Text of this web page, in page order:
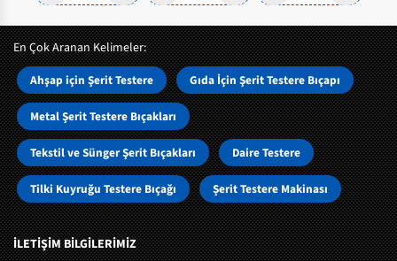
En Çok Aranan Kelimeler:
Ahşap için Şerit Testere Gıda İçin Şerit Testere Bıçapı
Metal Şerit Testere Bıçakları
Tekstil ve Sünger Şerit Bıçakları Daire Testere
Tilki Kuyruğu Testere Bıçağı Şerit Testere Makinası
İLETİŞİM BİLGİLERİMİZ